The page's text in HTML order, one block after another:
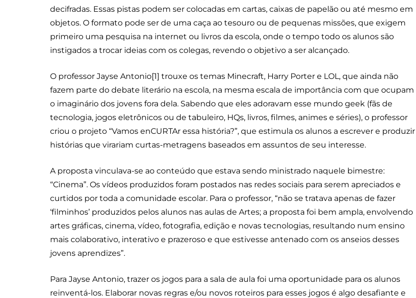
decifradas. Essas pistas podem ser colocadas em cartas, caixas de papelão ou até mesmo em
objetos. O formato pode ser de uma caça ao tesouro ou de pequenas missões, que exigem
primeiro uma pesquisa na internet ou livros da escola, onde o tempo todo os alunos são
instigados a trocar ideias com os colegas, revendo o objetivo a ser alcançado.
O professor Jayse Antonio[1] trouxe os temas Minecraft, Harry Porter e LOL, que ainda não
fazem parte do debate literário na escola, na mesma escala de importância com que ocupam
o imaginário dos jovens fora dela. Sabendo que eles adoravam esse mundo geek (fãs de
tecnologia, jogos eletrônicos ou de tabuleiro, HQs, livros, filmes, animes e séries), o professor
criou o projeto “Vamos enCURTAr essa história?”, que estimula os alunos a escrever e produzir
histórias que virariam curtas-metragens baseados em assuntos de seu interesse.
A proposta vinculava-se ao conteúdo que estava sendo ministrado naquele bimestre:
“Cinema”. Os vídeos produzidos foram postados nas redes sociais para serem apreciados e
curtidos por toda a comunidade escolar. Para o professor, “não se tratava apenas de fazer
‘filminhos’ produzidos pelos alunos nas aulas de Artes; a proposta foi bem ampla, envolvendo
artes gráficas, cinema, vídeo, fotografia, edição e novas tecnologias, resultando num ensino
mais colaborativo, interativo e prazeroso e que estivesse antenado com os anseios desses
jovens aprendizes”.
Para Jayse Antonio, trazer os jogos para a sala de aula foi uma oportunidade para os alunos
reinventá-los. Elaborar novas regras e/ou novos roteiros para esses jogos é algo desafiante e